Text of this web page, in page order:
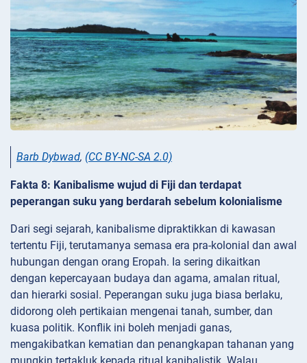
Barb Dybwad, (CC BY-NC-SA 2.0)
Fakta 8: Kanibalisme wujud di Fiji dan terdapat
peperangan suku yang berdarah sebelum kolonialisme
Dari segi sejarah, kanibalisme dipraktikkan di kawasan
tertentu Fiji, terutamanya semasa era pra-kolonial dan awal
hubungan dengan orang Eropah. Ia sering dikaitkan
dengan kepercayaan budaya dan agama, amalan ritual,
dan hierarki sosial. Peperangan suku juga biasa berlaku,
didorong oleh pertikaian mengenai tanah, sumber, dan
kuasa politik. Konflik ini boleh menjadi ganas,
mengakibatkan kematian dan penangkapan tahanan yang